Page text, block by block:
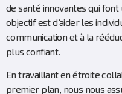
de santé innovantes qui
objectif est d’aider les
communication et à la
plus confiant.
En travaillant en étroite
premier plan, nous nous